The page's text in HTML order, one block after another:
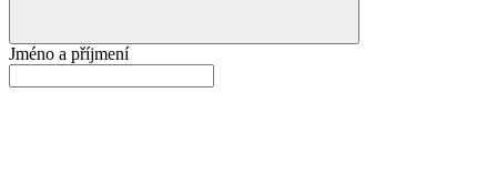
Jméno a příjmení